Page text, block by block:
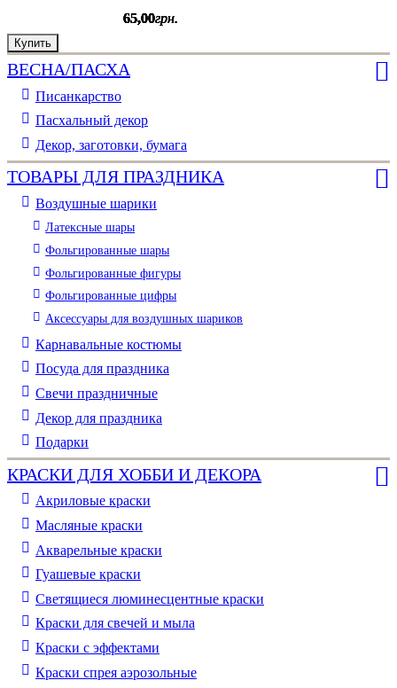
65,00грн.
Купить
65,00грн.
Купить
65,00грн.
Купить
65,00грн.
Купить
65,00грн.
Купить
65,00грн.
Купить
ВЕСНА/ПАСХА
Писанкарство
Пасхальный декор
Декор, заготовки, бумага
ТОВАРЫ ДЛЯ ПРАЗДНИКА
Воздушные шарики
Латексные шары
Фольгированные шары
Фольгированные фигуры
Фольгированные цифры
Аксессуары для воздушных шариков
Карнавальные костюмы
Посуда для праздника
Свечи праздничные
Декор для праздника
Подарки
КРАСКИ ДЛЯ ХОББИ И ДЕКОРА
Акриловые краски
Масляные краски
Акварельные краски
Гуашевые краски
Светящиеся люминесцентные краски
Краски для свечей и мыла
Краски с эффектами
Краски спрея аэрозольные